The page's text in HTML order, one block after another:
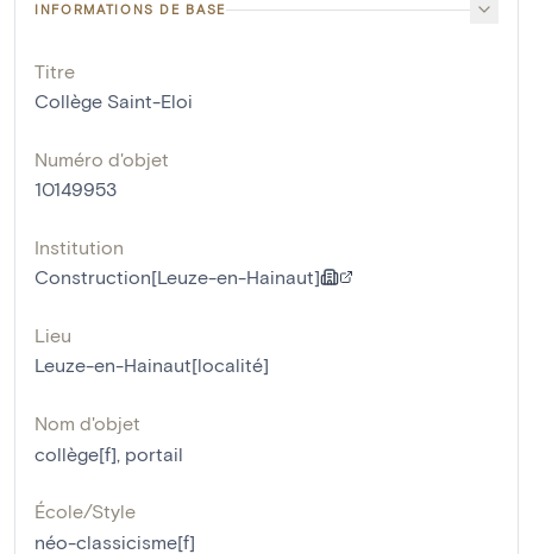
INFORMATIONS DE BASE
Titre
Collège Saint-Eloi
Numéro d'objet
10149953
Institution
Construction[Leuze-en-Hainaut]
Lieu
Leuze-en-Hainaut[localité]
Nom d'objet
collège[f], portail
École/Style
néo-classicisme[f]